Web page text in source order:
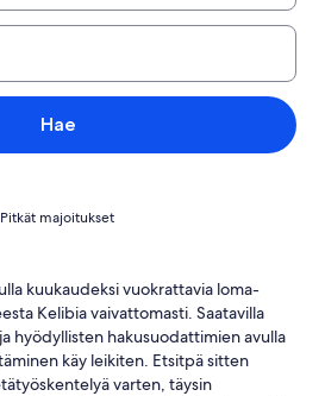
Hae
majoitukset
kuukaudeksi vuokrattavia loma-
Kelibia vaivattomasti. Saatavilla
hyödyllisten hakusuodattimien avulla
käy leikiten. Etsitpä sitten
varten, täysin